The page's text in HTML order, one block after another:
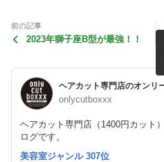
前の記事
2023年獅子座B型が最強！！
ヘアカット専門店のオンリ
onlycutboxxx
ヘアカット専門店（1400円カット
ログです。
美容室ジャンル 307位